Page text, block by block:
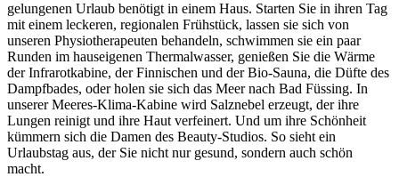
gelungenen Urlaub benötigt in einem Haus. Starten Sie in ihren Tag
mit einem leckeren, regionalen Frühstück, lassen sie sich von
unseren Physiotherapeuten behandeln, schwimmen sie ein paar
Runden im hauseigenen Thermalwasser, genießen Sie die Wärme
der Infrarotkabine, der Finnischen und der Bio-Sauna, die Düfte des
Dampfbades, oder holen sie sich das Meer nach Bad Füssing. In
unserer Meeres-Klima-Kabine wird Salznebel erzeugt, der ihre
Lungen reinigt und ihre Haut verfeinert. Und um ihre Schönheit
kümmern sich die Damen des Beauty-Studios. So sieht ein
Urlaubstag aus, der Sie nicht nur gesund, sondern auch schön
macht.